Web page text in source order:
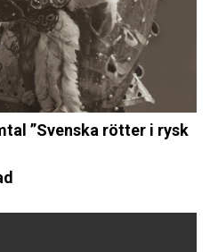
”Svenska rötter i rysk